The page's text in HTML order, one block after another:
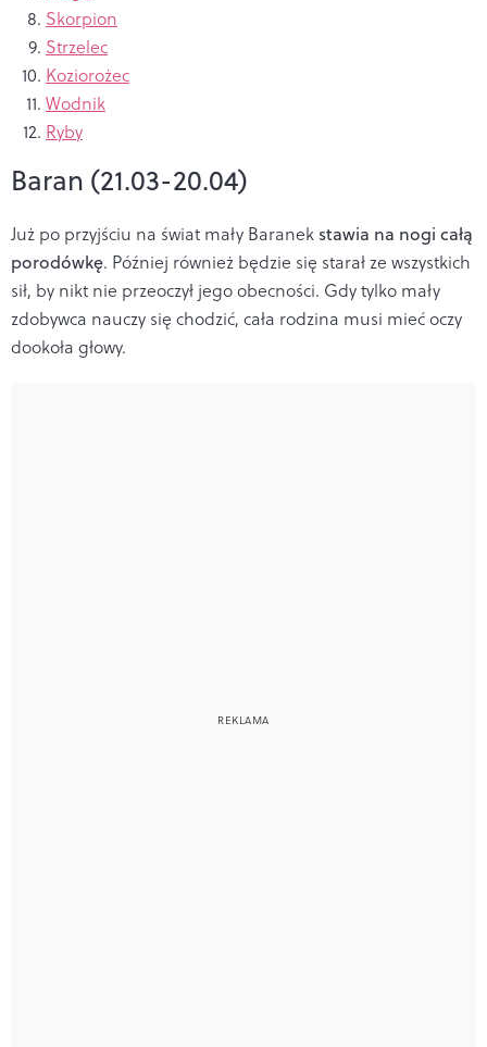
Skorpion
Strzelec
Koziorożec
Wodnik
Ryby
Baran (21.03-20.04)
Już po przyjściu na świat mały Baranek stawia na nogi całą
porodówkę. Później również będzie się starał ze wszystkich
sił, by nikt nie przeoczył jego obecności. Gdy tylko mały
zdobywca nauczy się chodzić, cała rodzina musi mieć oczy
dookoła głowy.